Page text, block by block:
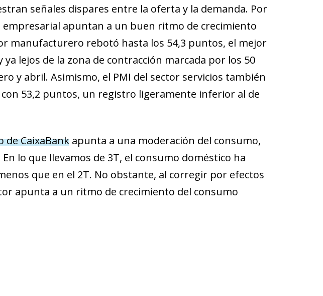
señales dispares entre la oferta y la demanda. Por
empresarial apuntan a un buen ritmo de crecimiento
manufacturero rebotó hasta los 54,3 puntos, el mejor
lejos de la zona de contracción marcada por los 50
y abril. Asimismo, el PMI del sector servicios también
53,2 puntos, un registro ligeramente inferior al de
CaixaBankapunta a una moderación del consumo,
lo que llevamos de 3T, el consumo doméstico ha
que en el 2T. No obstante, al corregir por efectos
apunta a un ritmo de crecimiento del consumo